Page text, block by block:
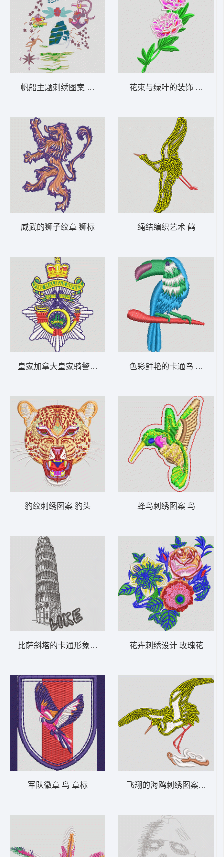
帆船主题刺绣图案 海景 锚 蝴蝶
威武的狮子纹章 狮标
皇家加拿大皇家骑警徽章 章标
豹纹刺绣图案 豹头
比萨斜塔的卡通形象 风景 比萨斜塔
军队徽章 鸟 章标
花束与绿叶的装饰 花朵
绳结编织艺术 鹤
色彩鲜艳的卡通鸟 鹦鹉 鸟
蜂鸟刺绣图案 鸟
花卉刺绣设计 玫瑰花
飞翔的海鸥刺绣图案 鹤